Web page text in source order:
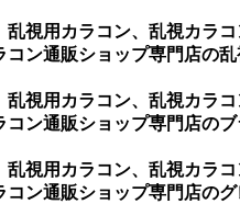
乱視用カラコン、乱視カ
ン通販ショップ専門店の乱
乱視用カラコン、乱視カ
ン通販ショップ専門店の
乱視用カラコン、乱視カ
ン通販ショップ専門店の